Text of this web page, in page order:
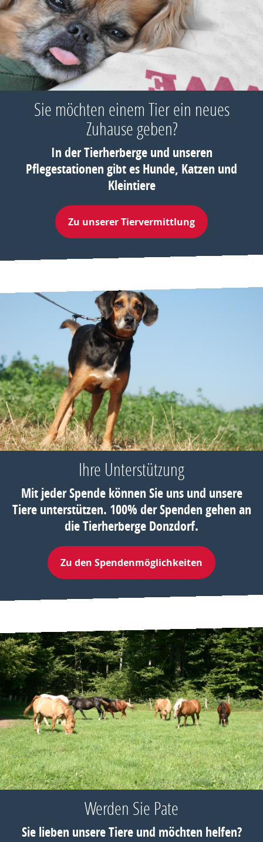
Sie möchten einem Tier ein neues
Zuhause geben?
In der Tierherberge und unseren
Pflegestationen gibt es Hunde, Katzen und
Kleintiere
Zu unserer Tiervermittlung
Ihre Unterstützung
Mit jeder Spende können Sie uns und unsere
Tiere unterstützen. 100% der Spenden gehen an
die Tierherberge Donzdorf.
Zu den Spendenmöglichkeiten
Werden Sie Pate
Sie lieben unsere Tiere und möchten helfen?